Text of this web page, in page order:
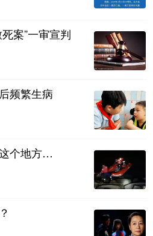
案”一审宣判
频繁生病
个地方…